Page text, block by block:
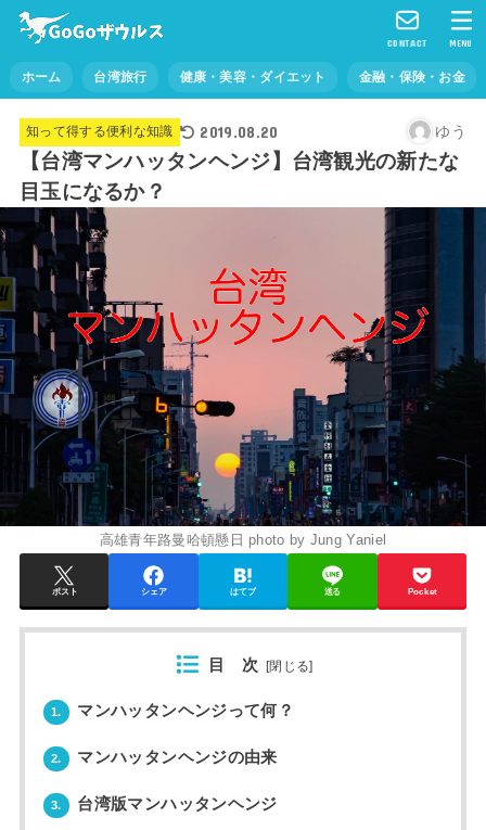
ホーム 台湾旅行 健康・美容・ダイエット 金融・保険・お金
CONTACT MENU
知って得する便利な知識 2019.08.20 ゆう
【台湾マンハッタンヘンジ】台湾観光の新たな
目玉になるか？
高雄青年路曼哈頓懸日 photo by Jung Yaniel
ポスト シェア はてブ 送る Pocket
目 次 [閉じる]
1. マンハッタンヘンジって何？
2. マンハッタンヘンジの由来
3. 台湾版マンハッタンヘンジ